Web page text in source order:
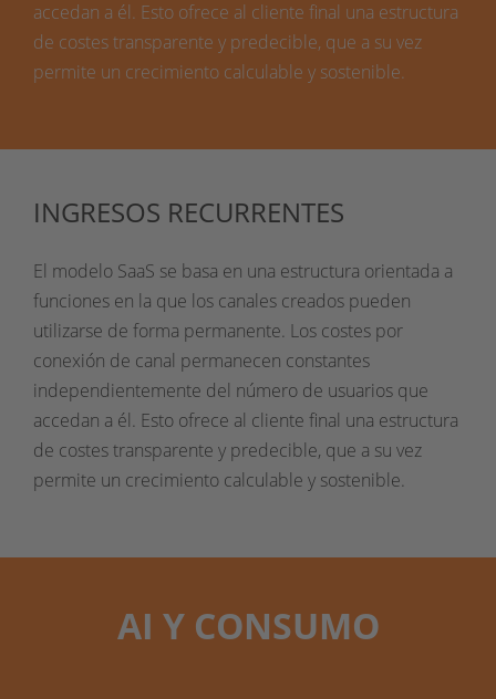
accedan a él. Esto ofrece al cliente final una estructura
de costes transparente y predecible, que a su vez
permite un crecimiento calculable y sostenible.
INGRESOS RECURRENTES
El modelo SaaS se basa en una estructura orientada a
funciones en la que los canales creados pueden
utilizarse de forma permanente. Los costes por
conexión de canal permanecen constantes
independientemente del número de usuarios que
accedan a él. Esto ofrece al cliente final una estructura
de costes transparente y predecible, que a su vez
permite un crecimiento calculable y sostenible.
AI Y CONSUMO